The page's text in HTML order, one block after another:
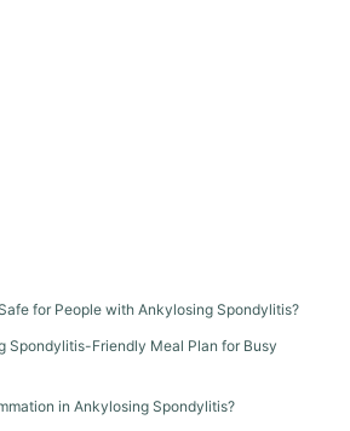
for People with Ankylosing Spondylitis?
Spondylitis-Friendly Meal Plan for Busy
in Ankylosing Spondylitis?